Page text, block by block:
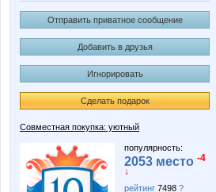
Отправить приватное сообщение
Добавить в друзья
Игнорировать
Сделать подарок
Совместная покупка: уютный
популярность:
2053 место -4
↓
рейтинг 7498 ?